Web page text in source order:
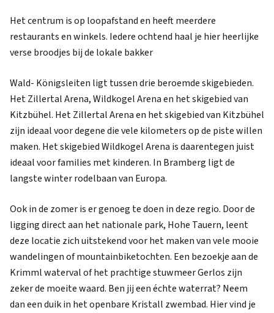
Het centrum is op loopafstand en heeft meerdere
restaurants en winkels. Iedere ochtend haal je hier heerlijke
verse broodjes bij de lokale bakker
Wald- Königsleiten ligt tussen drie beroemde skigebieden.
Het Zillertal Arena, Wildkogel Arena en het skigebied van
Kitzbühel. Het Zillertal Arena en het skigebied van Kitzbühel
zijn ideaal voor degene die vele kilometers op de piste willen
maken. Het skigebied Wildkogel Arena is daarentegen juist
ideaal voor families met kinderen. In Bramberg ligt de
langste winter rodelbaan van Europa.
Ook in de zomer is er genoeg te doen in deze regio. Door de
ligging direct aan het nationale park, Hohe Tauern, leent
deze locatie zich uitstekend voor het maken van vele mooie
wandelingen of mountainbiketochten. Een bezoekje aan de
Krimml waterval of het prachtige stuwmeer Gerlos zijn
zeker de moeite waard. Ben jij een échte waterrat? Neem
dan een duik in het openbare Kristall zwembad. Hier vind je